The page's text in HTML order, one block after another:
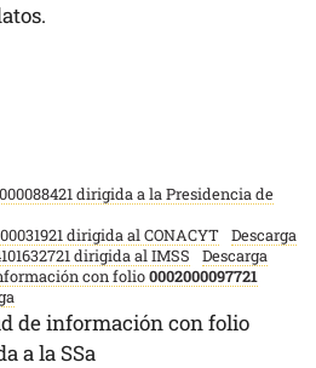
dirigida a la Presidencia de
dirigida al CONACYT
Descarga
dirigida al IMSS
Descarga
con folio0002000097721
de información con folio
a la SSa